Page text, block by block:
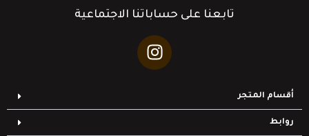
تابعنا على حساباتنا الاجتماعية
أقسام المتجر
روابط